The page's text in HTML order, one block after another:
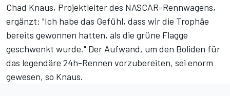
Chad Knaus, Projektleiter des NASCAR-Rennwagens,
ergänzt: "Ich habe das Gefühl, dass wir die Trophäe
bereits gewonnen hatten, als die grüne Flagge
geschwenkt wurde." Der Aufwand, um den Boliden für
das legendäre 24h-Rennen vorzubereiten, sei enorm
gewesen, so Knaus.